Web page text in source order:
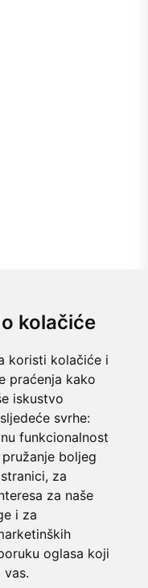
kolačiće
koristi kolačiće i
praćenja kako
iskustvo
svrhe:
funkcionalnost
pružanje boljeg
, za
za naše
i za
oglasa koji
vas.